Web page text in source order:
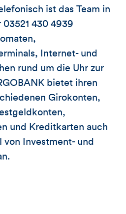
ist das Team in
430 4939
Internet- und
rund um die Uhr zur
bietet ihren
Girokonten,
und Kreditkarten auch
von Investment- und